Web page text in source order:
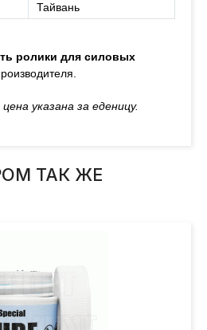
Тайвань
ролики для силовых
указана за еденицу.
ТАК ЖЕ